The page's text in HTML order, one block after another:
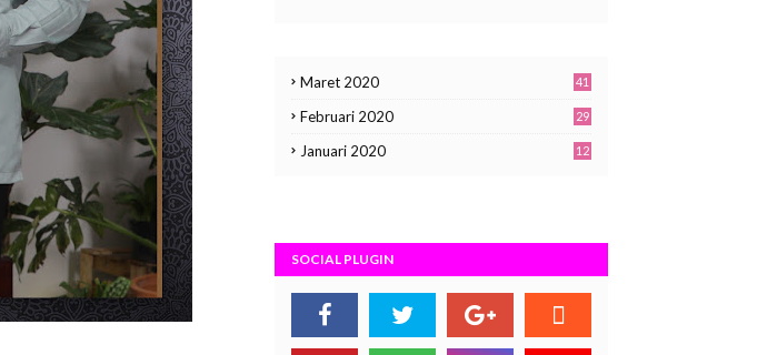
Maret 2020 41
Februari 2020 29
Januari 2020 12
SOCIAL PLUGIN